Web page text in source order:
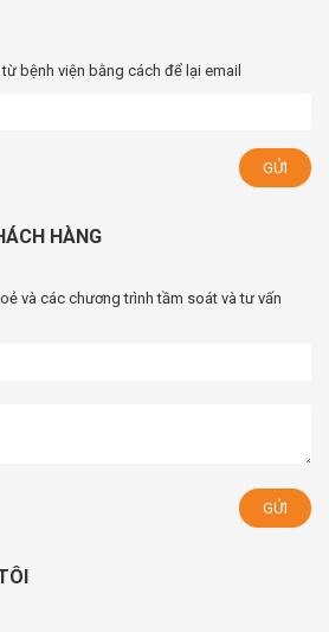
bệnh viện bằng cách để lại email
HÀNG
và các chương trình tầm soát và tư vấn